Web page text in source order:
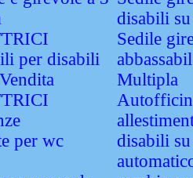
per disabili
per wc
disabili
Sedile
Multipla
disabili